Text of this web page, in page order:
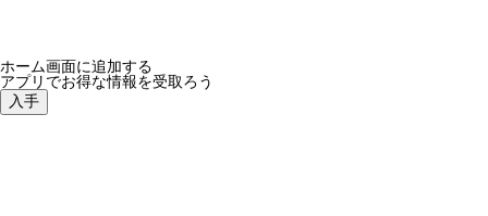
ホーム画面に追加する
アプリでお得な情報を受取ろう
入手